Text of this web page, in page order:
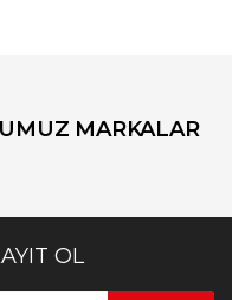
MARKALAR
OL